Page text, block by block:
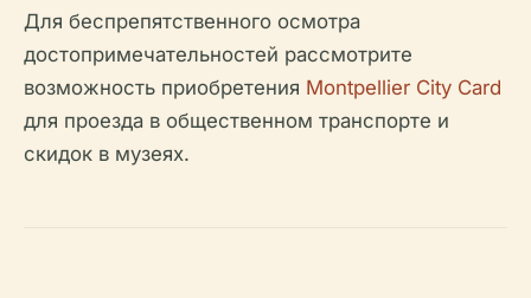
Для беспрепятственного осмотра
достопримечательностей рассмотрите
возможность приобретения Montpellier City Card
для проезда в общественном транспорте и
скидок в музеях.